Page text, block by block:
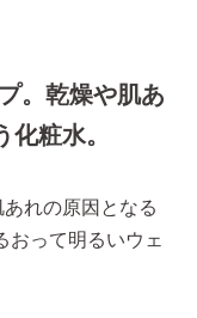
。乾燥や肌あ
粧水。
れの原因となる
おって明るいウェ